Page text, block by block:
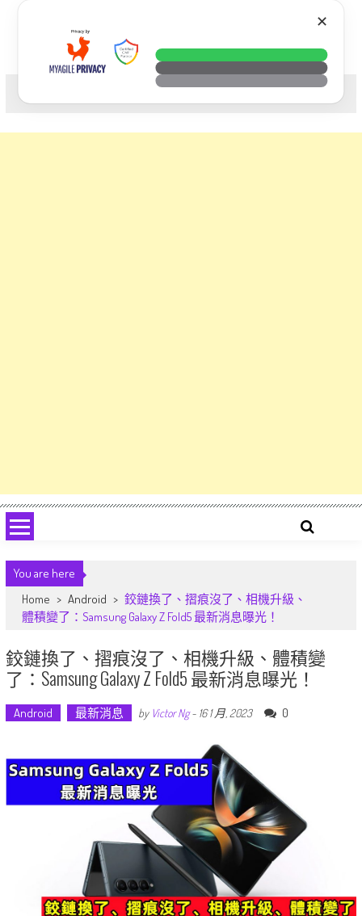
科技. 生活. 攝影.
You are here
Home > Android > 鉸鏈換了、摺痕沒了、相機升級、
體積變了：Samsung Galaxy Z Fold5 最新消息曝光！
鉸鏈換了、摺痕沒了、相機升級、體積變
了：Samsung Galaxy Z Fold5 最新消息曝光！
Android 最新消息 by Victor Ng- 16 1 月, 2023 0
✕